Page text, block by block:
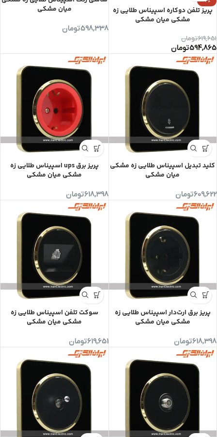
پریز تلفن دوکاره اسپیناس طلایی زه
مشکی میان مشکی
619,651تومان
594,865تومان
میان مشکی
598,338تومان
کلید تبدیل اسپیناس طلایی زه مشکی
میان مشکی
609,622تومان
پریز برق ups اسپیناس طلایی زه
مشکی میان مشکی
618,398تومان
پریز برق ارت‌دار اسپیناس طلایی زه
مشکی میان مشکی
618,398تومان
سوکت تلفن اسپیناس طلایی زه
مشکی میان مشکی
619,651تومان